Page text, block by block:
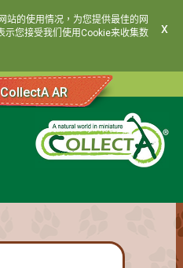
站的使用情况，为您提供最佳的网
示您接受我们使用Cookie来收集数
x
AR